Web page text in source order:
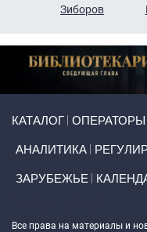
Зиборов
КАТАЛОГ ОПЕРАТОРЫ
АНАЛИТИКА
ЗАРУБЕЖЬЕ
Все права на материалы и